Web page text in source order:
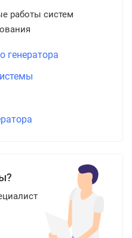
работы систем
генератора